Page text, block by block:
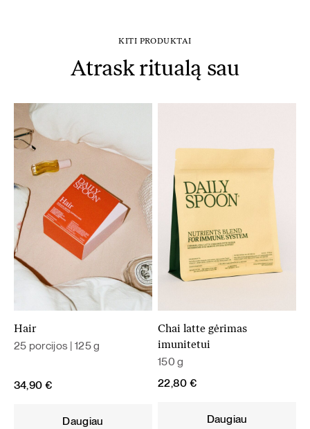
KITI PRODUKTAI
Atrask ritualą sau
Hair
25 porcijos | 125 g
34,90 €
Daugiau
Chai latte gėrimas
imunitetui
150 g
22,80 €
Daugiau